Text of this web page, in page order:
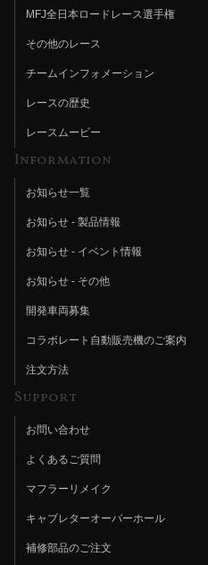
MFJ全日本ロードレース選手権
その他のレース
チームインフォメーション
レースの歴史
レースムービー
Information
お知らせ一覧
お知らせ - 製品情報
お知らせ - イベント情報
お知らせ - その他
開発車両募集
コラボレート自動販売機のご案内
注文方法
Support
お問い合わせ
よくあるご質問
マフラーリメイク
キャブレターオーバーホール
補修部品のご注文